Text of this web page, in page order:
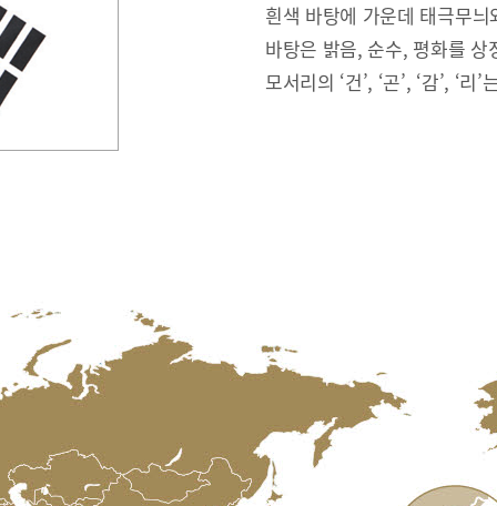
흰색 바탕에 가운데 태극무
바탕은 밝음, 순수, 평화를 상
모서리의 ‘건’, ‘곤’, ‘감’, ‘